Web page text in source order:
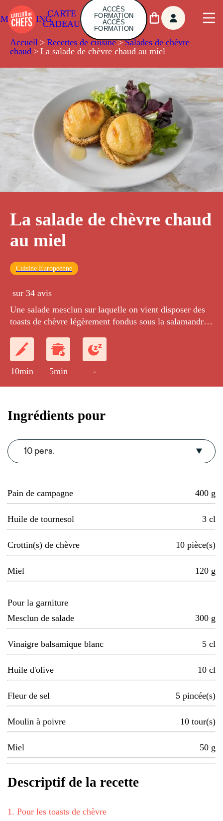
CARTE
CADEAU
ACCÈS
FORMATION
ACCÈS
FORMATION
Accueil > Recettes de cuisine > Salades de chèvre
chaud > La salade de chèvre chaud au miel
La salade de chèvre chaud
au miel
Cuisine Européenne
sur 34 avis
Une salade mesclun sur laquelle on vient disposer des
toasts de chèvre légèrement fondus sous la salamandre.
10min 5min -
Ingrédients pour
10 pers.
Pain de campagne 400 g
Huile de tournesol 3 cl
Crottin(s) de chèvre 10 pièce(s)
Miel 120 g
Pour la garniture
Mesclun de salade
300 g
Vinaigre balsamique blanc 5 cl
Huile d'olive 10 cl
Fleur de sel 5 pincée(s)
Moulin à poivre 10 tour(s)
Miel 50 g
Descriptif de la recette
1 . Pour les toasts de chèvre